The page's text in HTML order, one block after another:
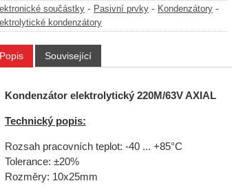
součástky - Pasivní prvky - Kondenzátory -
kondenzátory
Popis Související
Kondenzátor elektrolytický 220M/63V AXIAL
Technický popis:
Rozsah pracovních teplot: -40 ... +85°C
Tolerance: ±20%
Rozměry: 10x25mm